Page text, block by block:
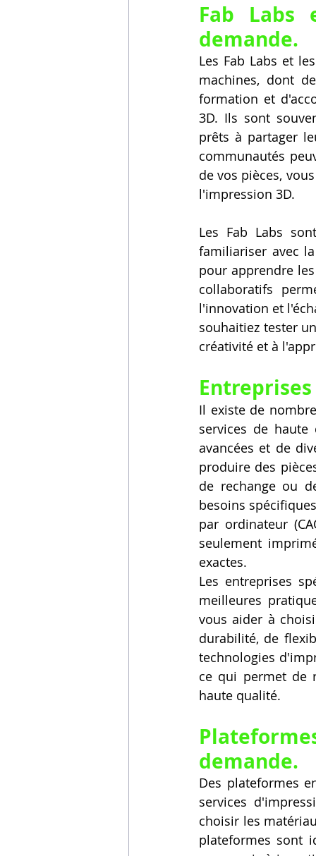
Fab Labs
demande.
Les Fab Labs et
machines, dont
formation et
3D. Ils sont
prêts à partager
communautés
de vos pièces,
l'impression 3D.
Les Fab Labs
familiariser avec
pour apprendre
collaboratifs
l'innovation et
souhaitiez tester
créativité et à
Il existe de
services de haute
avancées et de
produire des
de rechange ou
besoins
par ordinateur
seulement
exactes.
Les entreprises
meilleures
vous aider à
durabilité, de
technologies
ce qui permet de
haute qualité.
demande.
Des plateformes
services
choisir les
plateformes sont